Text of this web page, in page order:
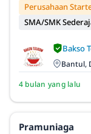
Perusahaan
SMA/SMK
Bakso
Bantul,
4 bulan yang lalu
Pramuniaga